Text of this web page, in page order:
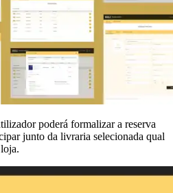
poderá formalizar a reserva
junto da livraria selecionada qual